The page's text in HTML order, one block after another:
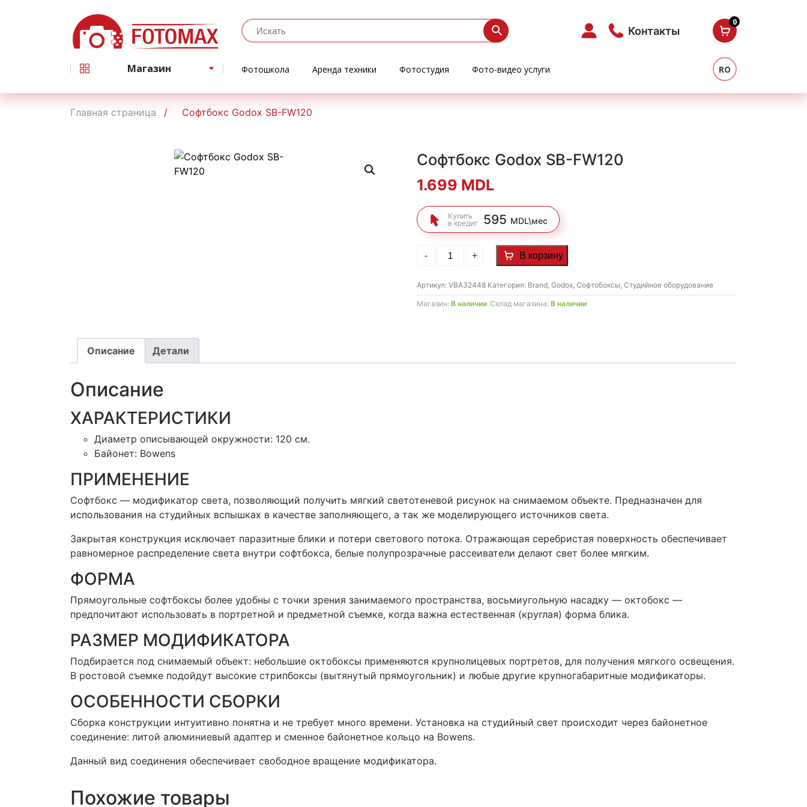
Контакты
0
Магазин Фотошкола Аренда техники Фотостудия Фото-видео услуги RO
Главная страница Софтбокс Godox SB-FW120
Софтбокс Godox SB-FW120
1.699 MDL
Купить
в кредит
595 MDL\мес
-
Количество
товара
SB-
FW120
+ В корзину
Артикул:VBA32448 Категория: Brand,Godox,Софтобоксы,Студийное оборудование
Магазин:В наличии Склад магазина:В наличии
Описание Детали
Описание
ХАРАКТЕРИСТИКИ
Диаметр описывающей окружности: 120 см.
Байонет: Bowens
ПРИМЕНЕНИЕ
Софтбокс — модификатор света, позволяющий получить мягкий светотеневой рисунок на снимаемом объекте. Предназначен для
использования на студийных вспышках в качестве заполняющего, а так же моделирующего источников света.
Закрытая конструкция исключает паразитные блики и потери светового потока. Отражающая серебристая поверхность обеспечивает
равномерное распределение света внутри софтбокса, белые полупрозрачные рассеиватели делают свет более мягким.
ФОРМА
Прямоугольные софтбоксы более удобны с точки зрения занимаемого пространства, восьмиугольную насадку — октобокс —
предпочитают использовать в портретной и предметной съемке, когда важна естественная (круглая) форма блика.
РАЗМЕР МОДИФИКАТОРА
Подбирается под снимаемый объект: небольшие октобоксы применяются крупнолицевых портретов, для получения мягкого освещения.
В ростовой съемке подойдут высокие стрипбоксы (вытянутый прямоугольник) и любые другие крупногабаритные модификаторы.
ОСОБЕННОСТИ СБОРКИ
Сборка конструкции интуитивно понятна и не требует много времени. Установка на студийный свет происходит через байонетное
соединение: литой алюминиевый адаптер и сменное байонетное кольцо на Bowens.
Данный вид соединения обеспечивает свободное вращение модификатора.
Похожие товары